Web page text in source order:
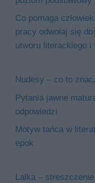
Co pomaga
pracy odwołaj się
utworu literackiego i
Nudesy – co to
Pytania jawne
odpowiedzi
Motyw tańca w
epok
Lalka – streszczenie